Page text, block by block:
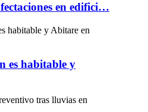
en edifici…
es habitable y